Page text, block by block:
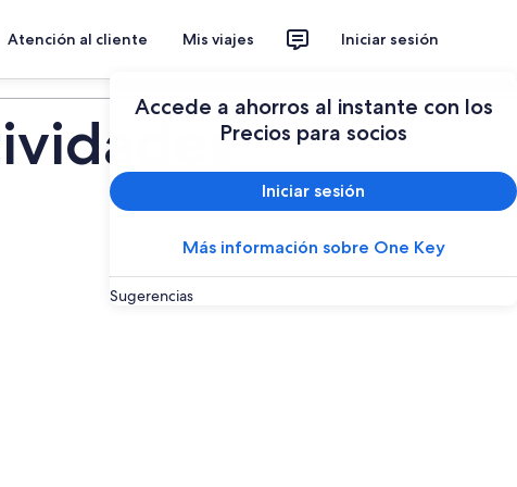
Atención al cliente Mis viajes Iniciar sesión
Accede a ahorros al instante con los
Precios para socios
Iniciar sesión
Más información sobre One Key
Sugerencias